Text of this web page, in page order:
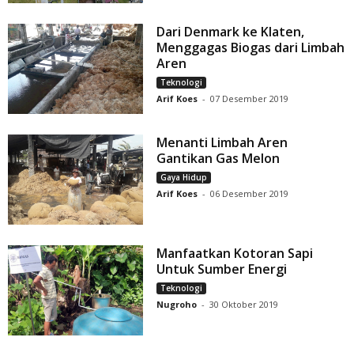
Dari Denmark ke Klaten,
Menggagas Biogas dari Limbah
Aren
Teknologi
Arif Koes - 07 Desember 2019
Menanti Limbah Aren
Gantikan Gas Melon
Gaya Hidup
Arif Koes - 06 Desember 2019
Manfaatkan Kotoran Sapi
Untuk Sumber Energi
Teknologi
Nugroho - 30 Oktober 2019